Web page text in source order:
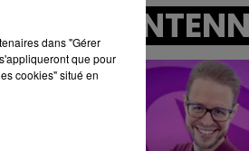
A
dans "Gérer
que pour
cookies" situé en